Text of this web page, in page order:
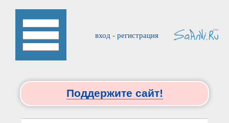
вход - регистрация
Поддержите сайт!